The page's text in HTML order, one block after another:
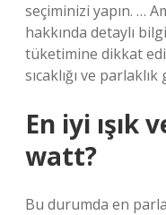
seçiminizi yapın. …
hakkında detaylı
tüketimine dikkat
sıcaklığı ve
En iyi ışık
watt?
Bu durumda en